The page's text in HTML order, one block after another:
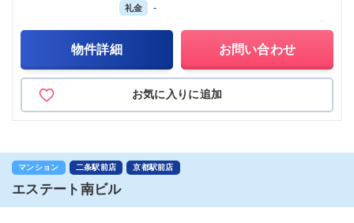
礼金 -
物件詳細 お問い合わせ
お気に入りに追加
マンション 二条駅前店 京都駅前店
エステート南ビル